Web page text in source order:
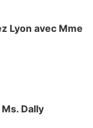
Lyon avec Mme
Dally